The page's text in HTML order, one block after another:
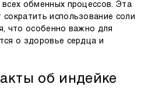
обменных процессов. Эта
использование соли
что особенно важно для
о здоровье сердца и
об индейке